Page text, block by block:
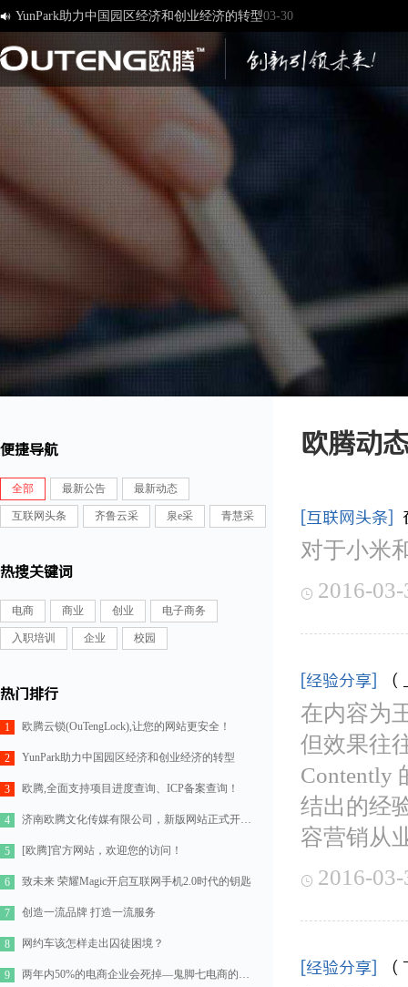
 YunPark助力中国园区经济和创业经济的转型03-30
[欧腾]官方网站，欢迎您的访问！03-17
创造一流品牌 打造一流服务
便捷导航
全部 最新公告 最新动态
互联网头条 齐鲁云采 泉e采 青慧采
热搜关键词
电商 商业 创业 电子商务
入职培训 企业 校园
热门排行
1 欧腾云锁(OuTengLock),让您的网站更安全！
2 YunPark助力中国园区经济和创业经济的转型
3 欧腾,全面支持项目进度查询、ICP备案查询！
4 济南欧腾文化传媒有限公司，新版网站正式开通！
5 [欧腾]官方网站，欢迎您的访问！
6 致未来 荣耀Magic开启互联网手机2.0时代的钥匙
7 创造一流品牌 打造一流服务
8 网约车该怎样走出囚徒困境？
9 两年内50%的电商企业会死掉—鬼脚七电商的七点思考
欧腾动
[互联网头条]
对于小米
 2016-
[经验分享]
在内容为
但效果往
Contently
结出的经
容营销从
 2016-
[经验分享]